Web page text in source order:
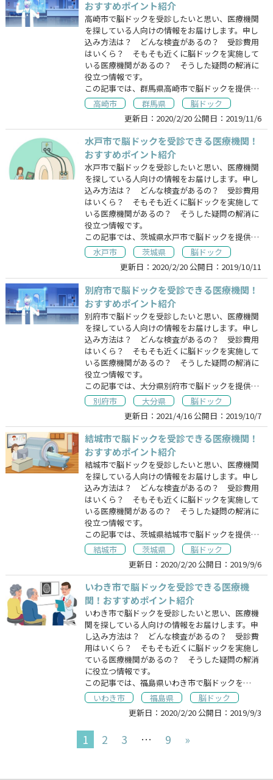
おすすめポイント紹介
高崎市で脳ドックを受診したいと思い、医療機関
を探している人向けの情報をお届けします。申し
込み方法は？ どんな検査があるの？ 受診費用
はいくら？ そもそも近くに脳ドックを実施して
いる医療機関があるの？ そうした疑問の解消に
役立つ情報です。
この記事では、群馬県高崎市で脳ドックを提供…
高崎市
群馬県
脳ドック
更新日： 2020/2/20 公開日： 2019/11/6
水戸市で脳ドックを受診できる医療機関！
おすすめポイント紹介
水戸市で脳ドックを受診したいと思い、医療機関
を探している人向けの情報をお届けします。申し
込み方法は？ どんな検査があるの？ 受診費用
はいくら？ そもそも近くに脳ドックを実施して
いる医療機関があるの？ そうした疑問の解消に
役立つ情報です。
この記事では、茨城県水戸市で脳ドックを提供…
水戸市
茨城県
脳ドック
更新日： 2020/2/20 公開日： 2019/10/11
別府市で脳ドックを受診できる医療機関！
おすすめポイント紹介
別府市で脳ドックを受診したいと思い、医療機関
を探している人向けの情報をお届けします。申し
込み方法は？ どんな検査があるの？ 受診費用
はいくら？ そもそも近くに脳ドックを実施して
いる医療機関があるの？ そうした疑問の解消に
役立つ情報です。
この記事では、大分県別府市で脳ドックを提供…
別府市
大分県
脳ドック
更新日： 2021/4/16 公開日： 2019/10/7
結城市で脳ドックを受診できる医療機関！
おすすめポイント紹介
結城市で脳ドックを受診したいと思い、医療機関
を探している人向けの情報をお届けします。申し
込み方法は？ どんな検査があるの？ 受診費用
はいくら？ そもそも近くに脳ドックを実施して
いる医療機関があるの？ そうした疑問の解消に
役立つ情報です。
この記事では、茨城県結城市で脳ドックを提供…
結城市
茨城県
脳ドック
更新日： 2020/2/20 公開日： 2019/9/6
いわき市で脳ドックを受診できる医療機
関！おすすめポイント紹介
いわき市で脳ドックを受診したいと思い、医療機
関を探している人向けの情報をお届けします。申
し込み方法は？ どんな検査があるの？ 受診費
用はいくら？ そもそも近くに脳ドックを実施し
ている医療機関があるの？ そうした疑問の解消
に役立つ情報です。
この記事では、福島県いわき市で脳ドックを…
いわき市
福島県
脳ドック
更新日： 2020/2/20 公開日： 2019/9/3
1 2 3 … 9 »